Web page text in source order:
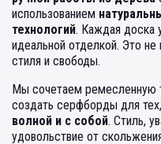
использованием
технологий. Каждая доска
идеальной отделкой. Это
стиля и свободы.
Мы сочетаем ремесленную
создать серфборды для
волной и с собой. Стиль,
удовольствие от